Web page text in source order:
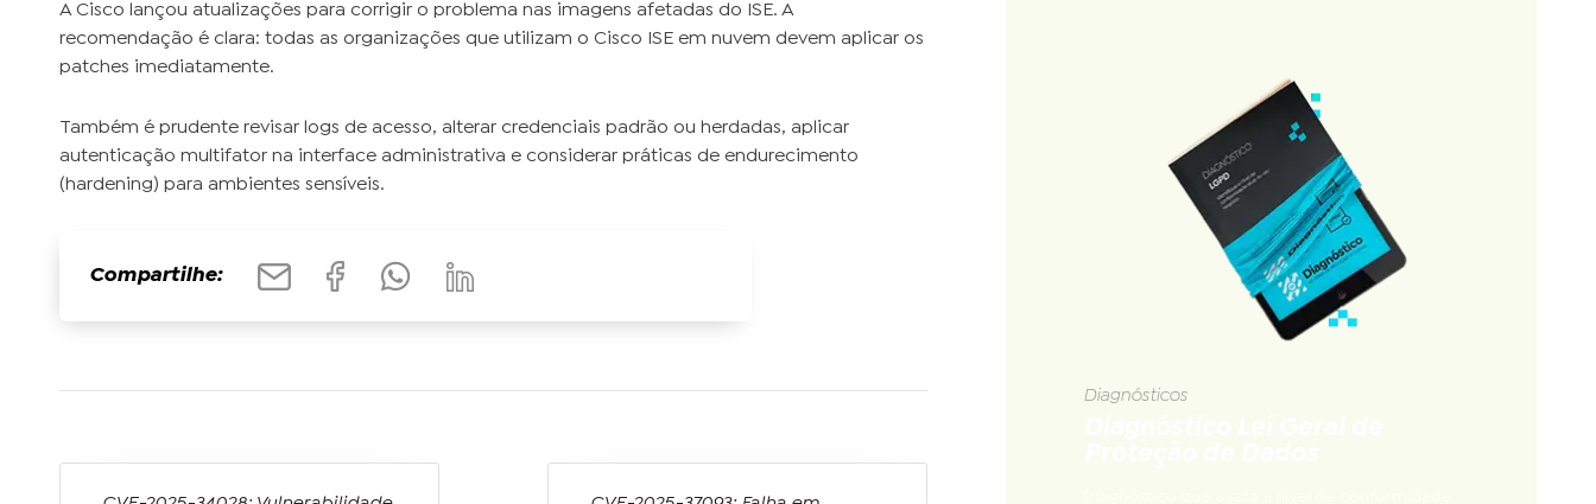
A Cisco lançou atualizações para corrigir o problema nas imagens afetadas do ISE. A
recomendação é clara: todas as organizações que utilizam o Cisco ISE em nuvem devem aplicar os
patches imediatamente.
Também é prudente revisar logs de acesso, alterar credenciais padrão ou herdadas, aplicar
autenticação multifator na interface administrativa e considerar práticas de endurecimento
(hardening) para ambientes sensíveis.
Compartilhe:
Diagnósticos